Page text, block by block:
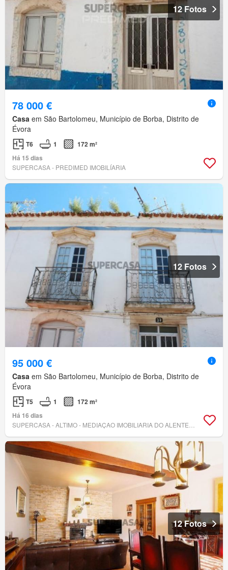
12 Fotos
78 000 €
Casa em São Bartolomeu, Município de Borba, Distrito de
Évora
T6 1
172 m²
Há 15 dias
SUPERCASA - PREDIMED IMOBILÍARIA
12 Fotos
95 000 €
Casa em São Bartolomeu, Município de Borba, Distrito de
Évora
T5 1
172 m²
Há 16 dias
12 Fotos